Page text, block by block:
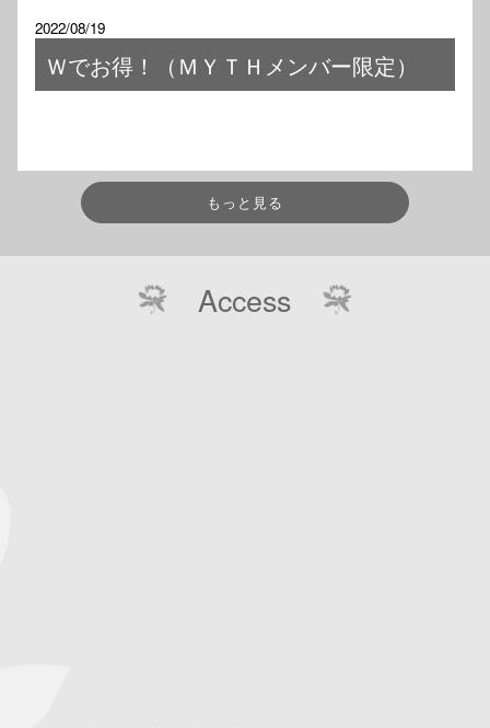
2022/08/19
Ｗでお得！（ＭＹＴＨメンバー限定）
もっと見る
Access